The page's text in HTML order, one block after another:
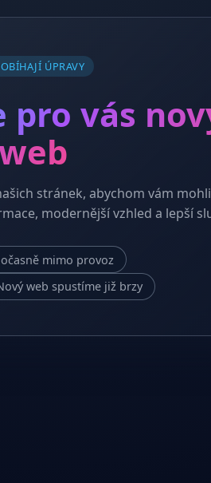
ÚPRAVY
pro vás
stránek, abychom vám
modernější vzhled a lepší
mimo provoz
web spustíme již brzy